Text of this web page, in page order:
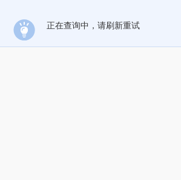
正在查询中，请刷新重试